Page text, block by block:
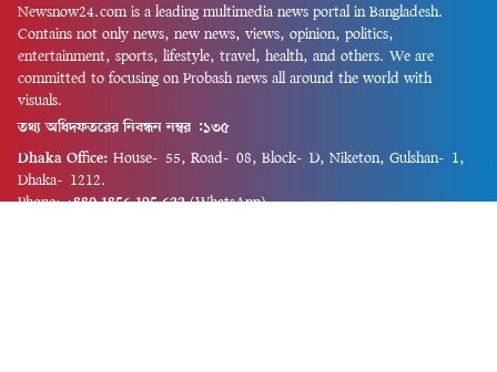
Newsnow24.com is a leading multimedia news portal in Bangladesh.
Contains not only news, new news, views, opinion, politics,
entertainment, sports, lifestyle, travel, health, and others. We are
committed to focusing on Probash news all around the world with
visuals.
তথ্য অধিদফতরের নিবন্ধন নম্বর :১৩৫
Dhaka Office: House-55, Road-08, Block-D, Niketon, Gulshan-1,
Dhaka-1212.
Phone: +880 1856 195 622 (WhatsApp)